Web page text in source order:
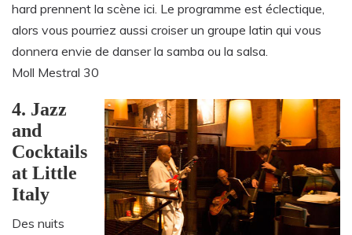
hard prennent la scène ici. Le programme est éclectique,
alors vous pourriez aussi croiser un groupe latin qui vous
donnera envie de danser la samba ou la salsa.
Moll Mestral 30
4. Jazz
and
Cocktails
at Little
Italy
Des nuits